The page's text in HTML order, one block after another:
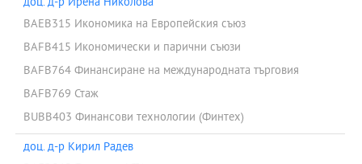
BAEB315 Икономика на Европейския съюз
BAFB415 Икономически и парични съюзи
BAFB764 Финансиране на международната търговия
BAFB769 Стаж
BUBB403 Финансови технологии (Финтех)
доц. д-р Кирил Радев